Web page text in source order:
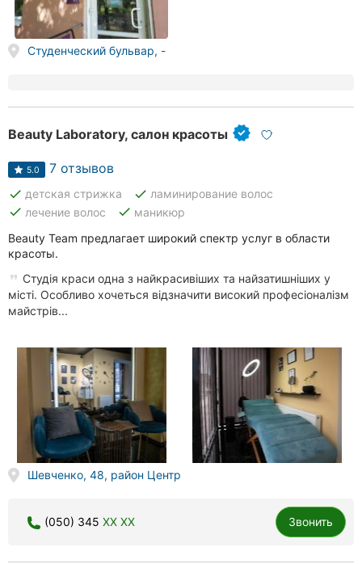
Студенческий бульвар, -
Beauty Laboratory, салон красоты
5.0 7 отзывов
done детская стрижка done ламинирование волос
done лечение волос done маникюр
Beauty Team предлагает широкий спектр услуг в области
красоты.
Студія краси одна з найкрасивіших та найзатишніших у
місті. Особливо хочеться відзначити високий професіоналізм
майстрів...
Шевченко, 48, район Центр
(050) 345 XX XX Звонить